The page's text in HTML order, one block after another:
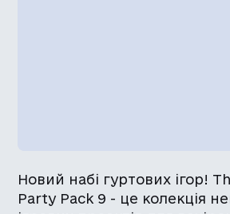
Новий набі гуртових ігор!
Party Pack 9 - це колекція